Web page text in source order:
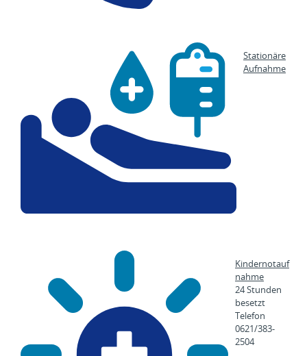
Stationäre
Aufnahme
Kindernotauf
nahme
24 Stunden
besetzt
Telefon
0621/383-
2504